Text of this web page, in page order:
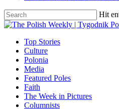
Hit
Close
search
Menu
Top Stories
Culture
Polonia
Media
Featured Poles
Faith
The Week in Pictures
Columnists